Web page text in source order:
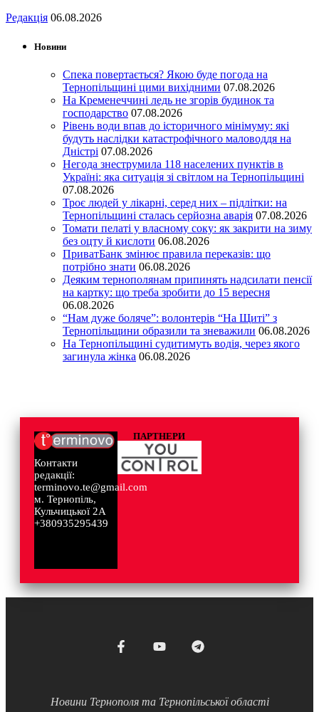
Редакція 06.08.2026
Новини
Спека повертається? Якою буде погода на
Тернопільщині цими вихідними 07.08.2026
На Кременеччині ледь не згорів будинок та
господарство 07.08.2026
Рівень води впав до історичного мінімуму: які
будуть наслідки катастрофічного маловоддя на
Дністрі 07.08.2026
Негода знеструмила 118 населених пунктів в
Україні: яка ситуація зі світлом на Тернопільщині
07.08.2026
Троє людей у лікарні, серед них – підлітки: на
Тернопільщині сталась серйозна аварія 07.08.2026
Томати пелаті у власному соку: як закрити на зиму
без оцту й кислоти 06.08.2026
ПриватБанк змінює правила переказів: що
потрібно знати 06.08.2026
Деяким тернополянам припинять надсилати пенсії
на картку: що треба зробити до 15 вересня
06.08.2026
“Нам дуже боляче”: волонтерів “На Щиті” з
Тернопільщини образили та зневажили 06.08.2026
На Тернопільщині судитимуть водія, через якого
загинула жінка 06.08.2026
Контакти
редакції:
terminovo.te@gmail.com
м. Тернопіль,
Кульчицької 2А
+380935295439
ПАРТНЕРИ
Новини Тернополя та Тернопільської області